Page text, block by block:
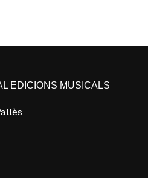
EDICIONS MUSICALS